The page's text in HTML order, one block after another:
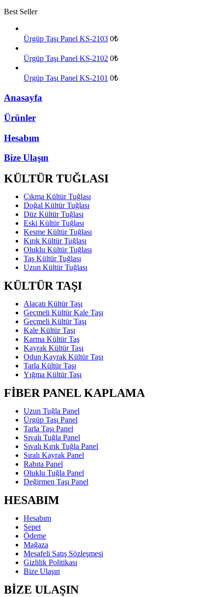
Best Seller
Ürgüp Taşı Panel KS-2103 0₺
Ürgüp Taşı Panel KS-2102 0₺
Ürgüp Taşı Panel KS-2101 0₺
Anasayfa
Ürünler
Hesabım
Bize Ulaşın
KÜLTÜR TUĞLASI
Çıkma Kültür Tuğlası
Doğal Kültür Tuğlası
Düz Kültür Tuğlası
Eski Kültür Tuğlası
Kesme Kültür Tuğlası
Kırık Kültür Tuğlası
Oluklu Kültür Tuğlası
Taş Kültür Tuğlası
Uzun Kültür Tuğlası
KÜLTÜR TAŞI
Alaçatı Kültür Taşı
Geçmeli Kültür Kale Taşı
Geçmeli Kültür Taşı
Kale Kültür Taşı
Karma Kültür Taş
Kayrak Kültür Taşı
Odun Kayrak Kültür Taşı
Tarla Kültür Taşı
Yığma Kültür Taşı
FİBER PANEL KAPLAMA
Uzun Tuğla Panel
Ürgüp Taşı Panel
Tarla Taşı Panel
Sıvalı Tuğla Panel
Sıvalı Kırık Tuğla Panel
Sıralı Kayrak Panel
Rabıta Panel
Oluklu Tuğla Panel
Değirmen Taşı Panel
HESABIM
Hesabım
Sepet
Ödeme
Mağaza
Mesafeli Satış Sözleşmesi
Gizlilik Politikası
Bize Ulaşın
BİZE ULAŞIN